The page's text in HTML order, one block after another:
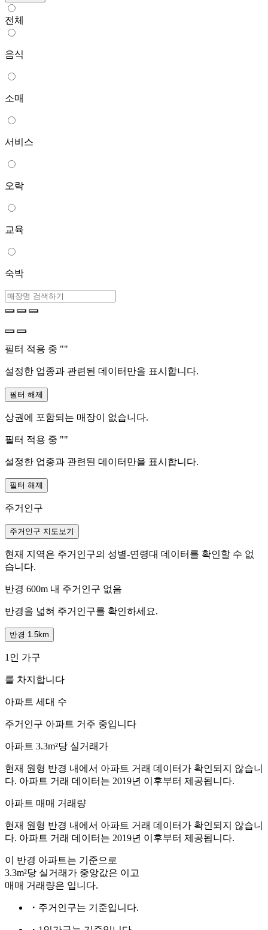
전체
음식
소매
서비스
오락
교육
숙박
필터 적용 중 ""
설정한 업종과 관련된 데이터만을 표시합니다.
필터 해제
상권에 포함되는 매장이 없습니다.
필터 적용 중 ""
설정한 업종과 관련된 데이터만을 표시합니다.
필터 해제
주거인구
주거인구 지도보기
현재 지역은 주거인구의 성별-연령대 데이터를 확인할 수 없
습니다.
반경 600m 내 주거인구 없음
반경을 넓혀 주거인구를 확인하세요.
반경 1.5km
1인 가구
를 차지합니다
아파트 세대 수
주거인구 아파트 거주 중입니다
아파트 3.3m²당 실거래가
현재 원형 반경 내에서 아파트 거래 데이터가 확인되지 않습니
다. 아파트 거래 데이터는 2019년 이후부터 제공됩니다.
아파트 매매 거래량
현재 원형 반경 내에서 아파트 거래 데이터가 확인되지 않습니
다. 아파트 거래 데이터는 2019년 이후부터 제공됩니다.
이 반경 아파트는 기준으로
3.3m²당 실거래가 중앙값은 이고
매매 거래량은 입니다.
・주거인구는 기준입니다.